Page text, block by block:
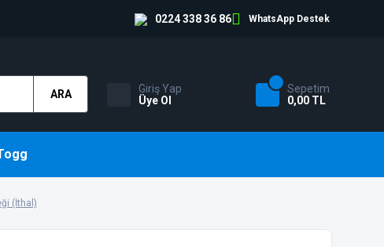
0224 338 36 86 WhatsApp Destek
ARA
Giriş Yap
Üye Ol
Sepetim
0,00 TL
(İthal)